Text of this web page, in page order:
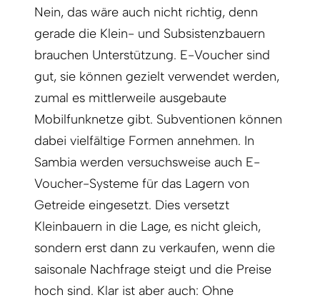
Nein, das wäre auch nicht richtig, denn
gerade die Klein- und Subsistenzbauern
brauchen Unterstützung. E-Voucher sind
gut, sie können gezielt verwendet werden,
zumal es mittlerweile ausgebaute
Mobilfunknetze gibt. Subventionen können
dabei vielfältige Formen annehmen. In
Sambia werden versuchsweise auch E-
Voucher-Systeme für das Lagern von
Getreide eingesetzt. Dies versetzt
Kleinbauern in die Lage, es nicht gleich,
sondern erst dann zu verkaufen, wenn die
saisonale Nachfrage steigt und die Preise
hoch sind. Klar ist aber auch: Ohne